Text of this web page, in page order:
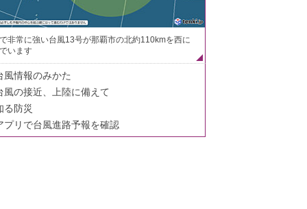
非常に強い台風13号が那覇市の北約110kmを西に
います
風情報のみかた
風の接近、上陸に備えて
る防災
プリで台風進路予報を確認